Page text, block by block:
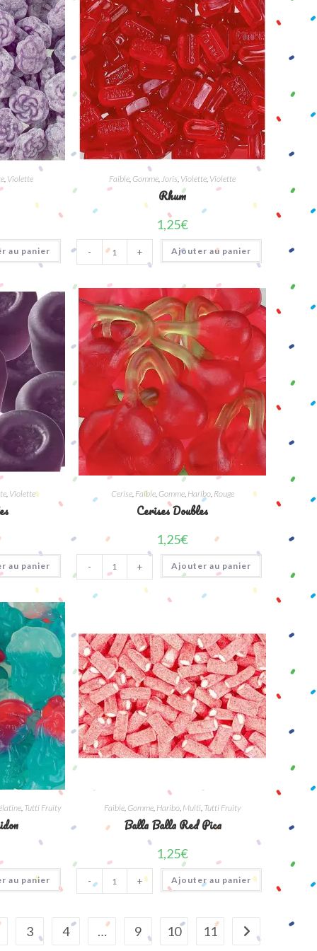
, Violette
au panier
Faible, Gomme,Joris, Violette, Violette
Rhum
1,25€
quantité
de
Rhum
- + Ajouter au panier
Violette
au panier
Cerise, Faible, Gomme, Haribo, Rouge
Cerises Doubles
1,25€
quantité
de
Cerises
Doubles
- + Ajouter au panier
, Tutti Fruity
au panier
Faible, Gomme, Haribo, Multi, Tutti Fruity
Balla Balla Red Pica
1,25€
quantité
de
Balla
- + Ajouter au panier
3 4 … 9 10 11